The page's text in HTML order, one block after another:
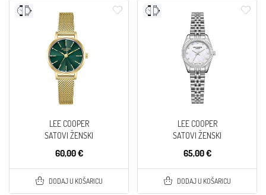
LEE COOPER
SATOVI ŽENSKI
60,00 €
DODAJ U KOŠARICU
LEE COOPER
SATOVI ŽENSKI
65,00 €
DODAJ U KOŠARICU